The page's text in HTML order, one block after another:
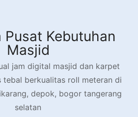
Kebutuhan
Masjid
jam digital masjid dan karpet
tebal berkualitas roll meteran di
depok, bogor tangerang
selatan